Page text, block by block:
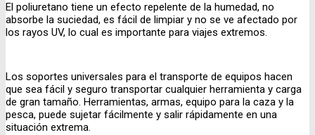
El poliuretano tiene un efecto repelente de la humedad, no
absorbe la suciedad, es fácil de limpiar y no se ve afectado por
los rayos UV, lo cual es importante para viajes extremos.
Los soportes universales para el transporte de equipos hacen
que sea fácil y seguro transportar cualquier herramienta y carga
de gran tamaño. Herramientas, armas, equipo para la caza y la
pesca, puede sujetar fácilmente y salir rápidamente en una
situación extrema.